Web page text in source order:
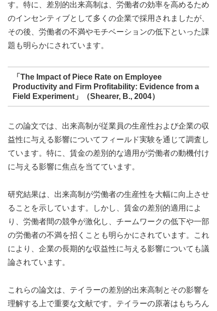
す。特に、差別的出来高制は、労働者の効率を高めるため
のインセンティブとして多くの企業で採用されましたが、
その後、労働者の不満やモチベーションの低下といった課
題も明らかにされています。
「The Impact of Piece Rate on Employee
Productivity and Firm Profitability: Evidence from a
Field Experiment」（Shearer, B., 2004）
この論文では、出来高制が従業員の生産性および企業の収
益性に与える影響についてフィールド実験を通じて調査し
ています。特に、賃金の差別的な適用が労働者の動機付け
に与える影響に焦点を当てています。
研究結果は、出来高制が労働者の生産性を大幅に向上させ
ることを示しています。しかし、賃金の差別的適用によ
り、労働者間の競争が激化し、チームワークの低下や一部
の労働者の不満を招くことも明らかにされています。これ
により、企業の長期的な収益性に与える影響についても議
論されています。
これらの論文は、テイラーの差別的出来高制とその影響を
理解する上で重要な文献です。テイラーの原著はもちろん